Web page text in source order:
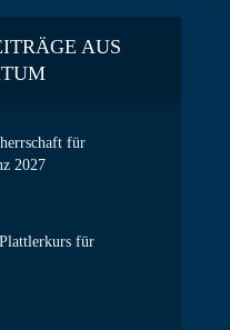
AUS
für
2027
für